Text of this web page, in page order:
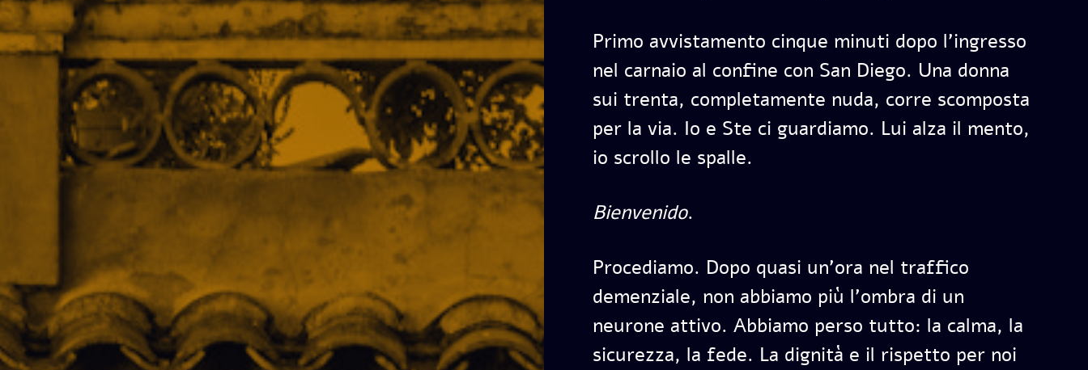
Primo avvistamento cinque minuti dopo l’ingresso
nel carnaio al confine con San Diego. Una donna
sui trenta, completamente nuda, corre scomposta
per la via. Io e Ste ci guardiamo. Lui alza il mento,
io scrollo le spalle.
Bienvenido.
Procediamo. Dopo quasi un’ora nel traffico
demenziale, non abbiamo più l’ombra di un
neurone attivo. Abbiamo perso tutto: la calma, la
sicurezza, la fede. La dignità e il rispetto per noi